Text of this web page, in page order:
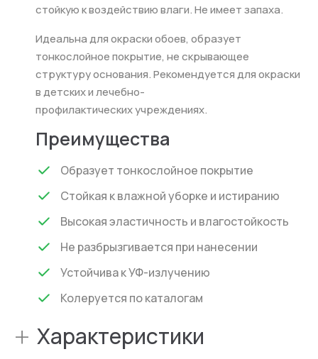
стойкую к воздействию влаги. Не имеет запаха.
Идеальна для окраски обоев, образует
тонкослойное покрытие, не скрывающее
структуру основания. Рекомендуется для окраски
в детских и лечебно-
профилактическихучреждениях.
Преимущества
Образует тонкослойное покрытие
Стойкая к влажной уборке и истиранию
Высокая эластичность и влагостойкость
Не разбрызгивается при нанесении
Устойчива к УФ-излучению
Колеруется по каталогам
+ Характеристики